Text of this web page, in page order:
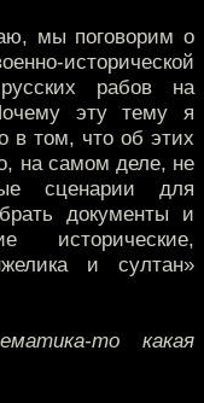
мы поговорим о
исторической
рабов на
эту тему я
в том, что об этих
на самом деле, не
сценарии для
документы и
и султан»
то какая